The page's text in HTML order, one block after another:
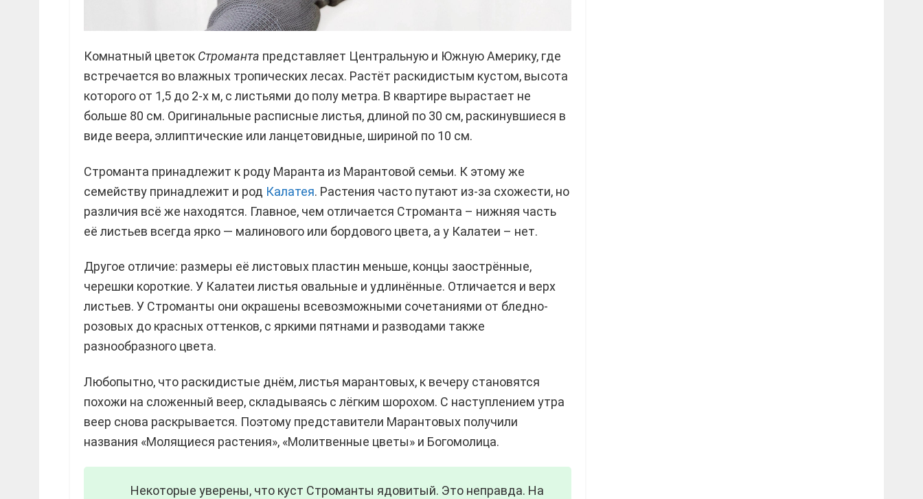
Комнатный цветок Строманта представляет Центральную и Южную Америку, где
встречается во влажных тропических лесах. Растёт раскидистым кустом, высота
которого от 1,5 до 2-х м, с листьями до полу метра. В квартире вырастает не
больше 80 см. Оригинальные расписные листья, длиной по 30 см, раскинувшиеся в
виде веера, эллиптические или ланцетовидные, шириной по 10 см.
Строманта принадлежит к роду Маранта из Марантовой семьи. К этому же
семейству принадлежит и род Калатея. Растения часто путают из-за схожести, но
различия всё же находятся. Главное, чем отличается Строманта – нижняя часть
её листьев всегда ярко — малинового или бордового цвета, а у Калатеи – нет.
Другое отличие: размеры её листовых пластин меньше, концы заострённые,
черешки короткие. У Калатеи листья овальные и удлинённые. Отличается и верх
листьев. У Строманты они окрашены всевозможными сочетаниями от бледно-
розовых до красных оттенков, с яркими пятнами и разводами также
разнообразного цвета.
Любопытно, что раскидистые днём, листья марантовых, к вечеру становятся
похожи на сложенный веер, складываясь с лёгким шорохом. С наступлением утра
веер снова раскрывается. Поэтому представители Марантовых получили
названия «Молящиеся растения», «Молитвенные цветы» и Богомолица.
Некоторые уверены, что куст Строманты ядовитый. Это неправда. На